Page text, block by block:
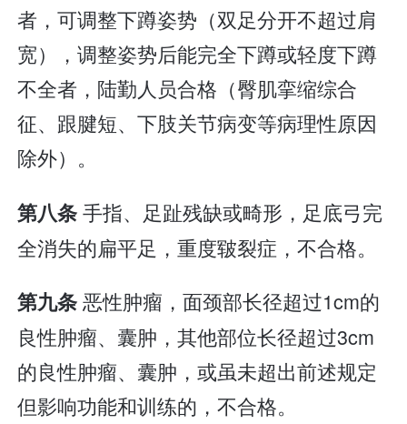
者，可调整下蹲姿势（双足分开不超过肩
宽），调整姿势后能完全下蹲或轻度下蹲
不全者，陆勤人员合格（臀肌挛缩综合
征、跟腱短、下肢关节病变等病理性原因
除外）。
第八条手指、足趾残缺或畸形，足底弓完
全消失的扁平足，重度皲裂症，不合格。
第九条恶性肿瘤，面颈部长径超过1cm的
良性肿瘤、囊肿，其他部位长径超过3cm
的良性肿瘤、囊肿，或虽未超出前述规定
但影响功能和训练的，不合格。